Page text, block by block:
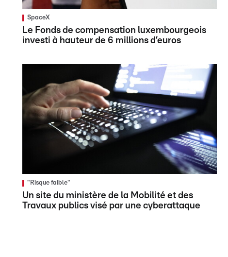
SpaceX
Le Fonds de compensation luxembourgeois
investi à hauteur de 6 millions d’euros
"Risque faible"
Un site du ministère de la Mobilité et des
Travaux publics visé par une cyberattaque